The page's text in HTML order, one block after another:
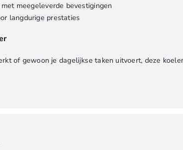
meegeleverde bevestigingen
langdurige prestaties
of gewoon je dagelijkse taken uitvoert, deze